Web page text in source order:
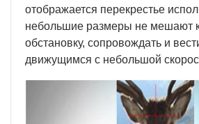
отображается перекрестье
небольшие размеры не мешают
обстановку, сопровождать и
движущимся с небольшой